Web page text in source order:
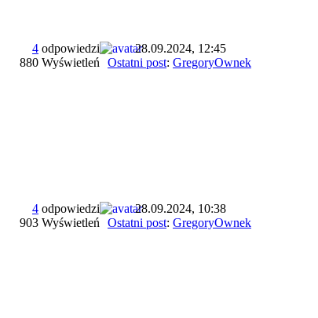
4 odpowiedzi
880 Wyświetleń
28.09.2024, 12:45
Ostatni post: GregoryOwnek
4 odpowiedzi
903 Wyświetleń
28.09.2024, 10:38
Ostatni post: GregoryOwnek